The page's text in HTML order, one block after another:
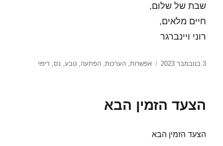
שבת של שלום,
חיים מלאים,
רוני ויינברגר
פורסם
3 בנובמבר 2023 תגיות
אפשרות,הערכות,הפתעה,טבע, נס, ריפוי
הצעד הזמין הבא
הצעד הזמין הבא